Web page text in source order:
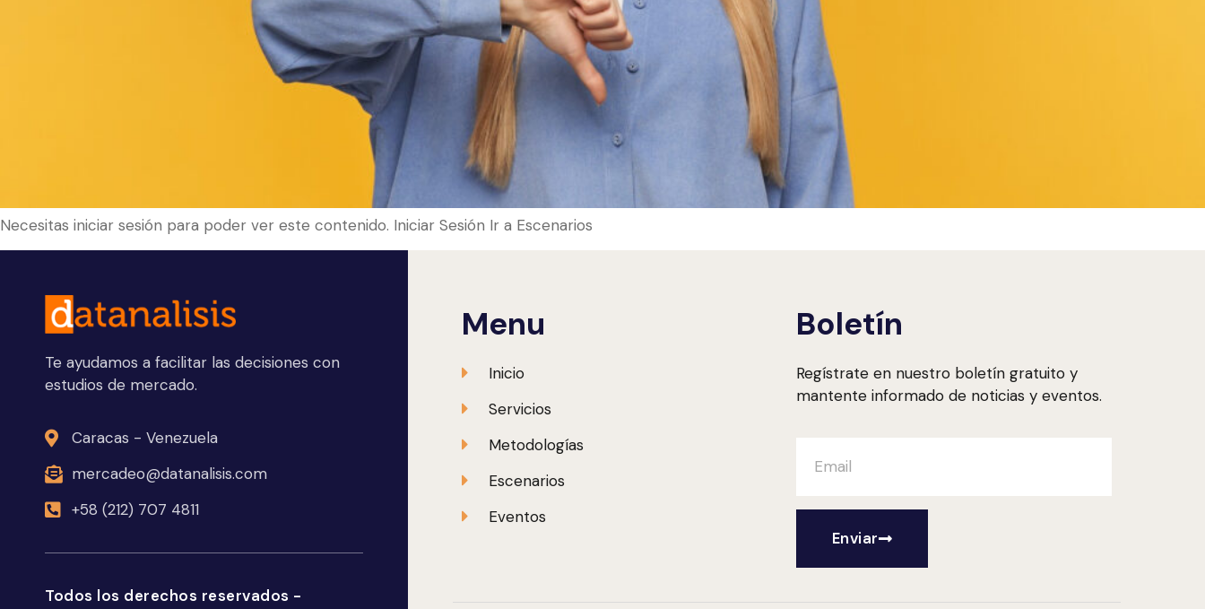
Necesitas iniciar sesión para poder ver este contenido. Iniciar Sesión Ir a Escenarios
Te ayudamos a facilitar las decisiones con
estudios de mercado.
Caracas - Venezuela
mercadeo@datanalisis.com
+58 (212) 707 4811
Todos los derechos reservados -
Menu
Inicio
Servicios
Metodologías
Escenarios
Eventos
Boletín
Regístrate en nuestro boletín gratuito y
mantente informado de noticias y eventos.
Enviar